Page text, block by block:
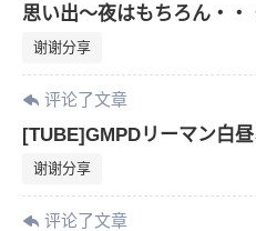
思い出〜夜はもちろん・
谢谢分享
评论了文章
[TUBE]GMPDリーマン白
谢谢分享
评论了文章